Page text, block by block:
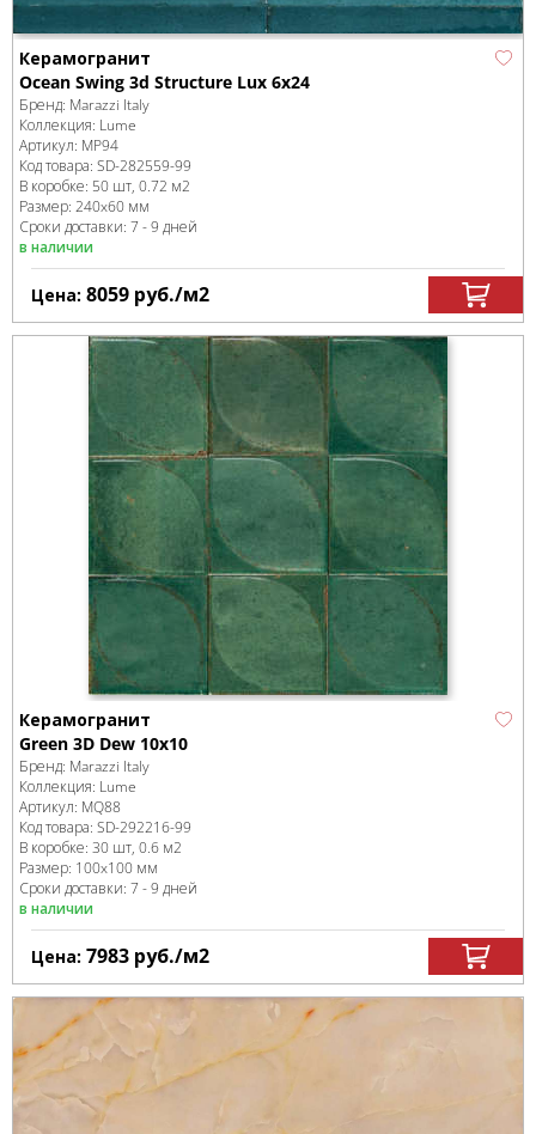
Керамогранит
Ocean Swing 3d Structure Lux 6x24
Бренд: Marazzi Italy
Коллекция: Lume
Артикул: MP94
Код товара: SD-282559-99
В коробке: 50 шт, 0.72 м2
Размер: 240x60 мм
Сроки доставки: 7 - 9 дней
в наличии
Цена: 8059 руб./м2
Керамогранит
Green 3D Dew 10x10
Бренд: Marazzi Italy
Коллекция: Lume
Артикул: MQ88
Код товара: SD-292216-99
В коробке: 30 шт, 0.6 м2
Размер: 100x100 мм
Сроки доставки: 7 - 9 дней
в наличии
Цена: 7983 руб./м2